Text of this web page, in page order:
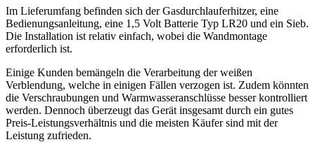
Im Lieferumfang befinden sich der Gasdurchlauferhitzer, eine
Bedienungsanleitung, eine 1,5 Volt Batterie Typ LR20 und ein Sieb.
Die Installation ist relativ einfach, wobei die Wandmontage
erforderlich ist.
Einige Kunden bemängeln die Verarbeitung der weißen
Verblendung, welche in einigen Fällen verzogen ist. Zudem könnten
die Verschraubungen und Warmwasseranschlüsse besser kontrolliert
werden. Dennoch überzeugt das Gerät insgesamt durch ein gutes
Preis-Leistungsverhältnis und die meisten Käufer sind mit der
Leistung zufrieden.